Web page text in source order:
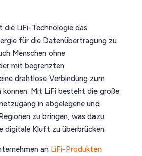
die LiFi-Technologie das
für die Datenübertragung zu
Menschen ohne
mit begrenzten
drahtlose Verbindung zum
Mit LiFi besteht die große
in abgelegene und
zu bringen, was dazu
digitale Kluft zu überbrücken.
an LiFi-Produkten